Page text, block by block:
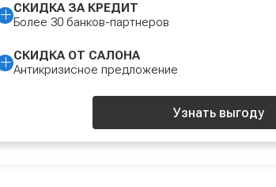
СКИДКА ЗА КРЕДИТ
Более 30 банков-партнеров
СКИДКА ОТ САЛОНА
Антикризисное предложение
Узнать выгоду